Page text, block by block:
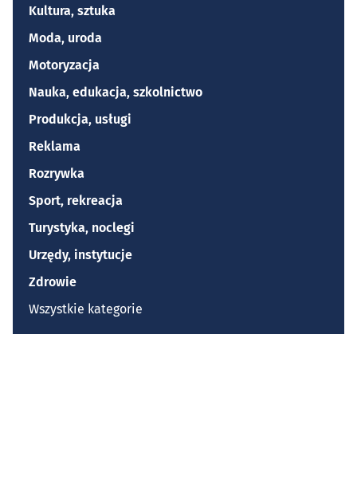
Kultura, sztuka
Moda, uroda
Motoryzacja
Nauka, edukacja, szkolnictwo
Produkcja, usługi
Reklama
Rozrywka
Sport, rekreacja
Turystyka, noclegi
Urzędy, instytucje
Zdrowie
Wszystkie kategorie